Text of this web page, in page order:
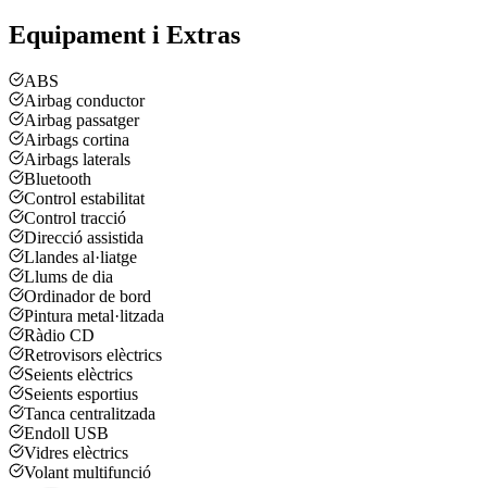
Equipament i Extras
ABS
Airbag conductor
Airbag passatger
Airbags cortina
Airbags laterals
Bluetooth
Control estabilitat
Control tracció
Direcció assistida
Llandes al·liatge
Llums de dia
Ordinador de bord
Pintura metal·litzada
Ràdio CD
Retrovisors elèctrics
Seients elèctrics
Seients esportius
Tanca centralitzada
Endoll USB
Vidres elèctrics
Volant multifunció